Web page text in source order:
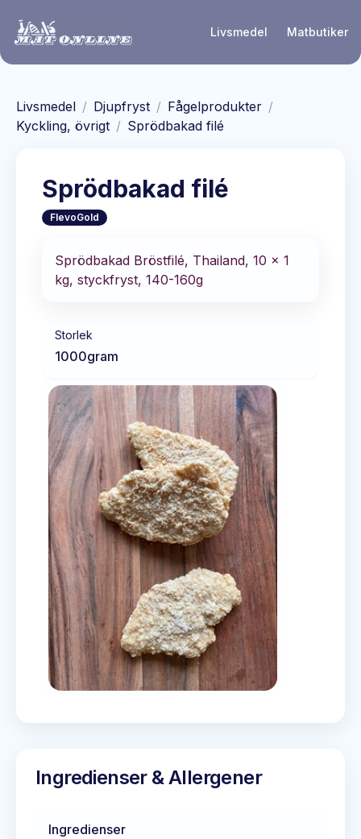
Livsmedel Matbutiker
Livsmedel / Djupfryst / Fågelprodukter /
Kyckling, övrigt / Sprödbakad filé
Sprödbakad filé
FlevoGold
Sprödbakad Bröstfilé, Thailand, 10 x 1
kg, styckfryst, 140-160g
Storlek
1000gram
Ingredienser & Allergener
Ingredienser